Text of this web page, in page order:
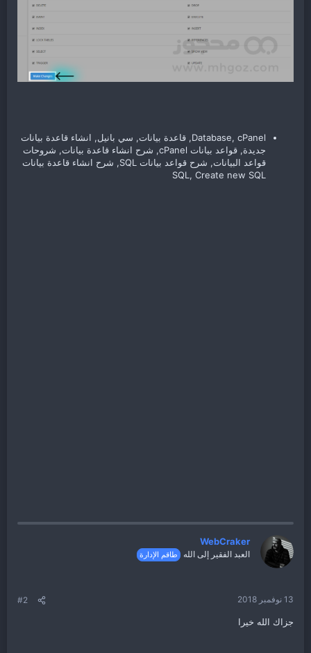
Database, cPanel, قاعدة بيانات, سي بانيل, انشاء قاعدة بيانات
جديدة, قواعد بيانات cPanel, شرح انشاء قاعدة بيانات, شروحات
قواعد البيانات, شرح قواعد بيانات SQL, شرح انشاء قاعدة بيانات
SQL, Create new SQL
WebCraker
العبد الفقير إلى الله طاقم الإدارة
13 نوفمبر 2018 #2
جزاك الله خيرا